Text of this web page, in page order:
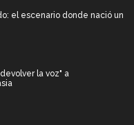
el escenario donde nació un
la voz" a